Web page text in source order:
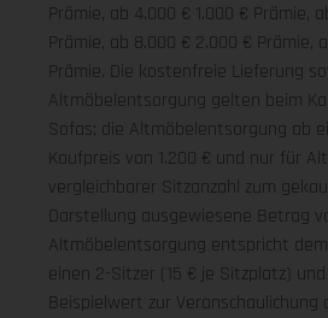
Prämie, ab 4.000 € 1.000 € Prämie,
Prämie, ab 8.000 € 2.000 € Prämie,
Prämie. Die kostenfreie Lieferung
Altmöbelentsorgung gelten beim
Sofas; die Altmöbelentsorgung ab
Kaufpreis von 1.200 € und nur für
vergleichbarer Sitzanzahl zum
Darstellung ausgewiesene Betrag
Altmöbelentsorgung entspricht
einen 2-Sitzer (15 € je Sitzplatz)
Beispielwert zur Veranschaulichung